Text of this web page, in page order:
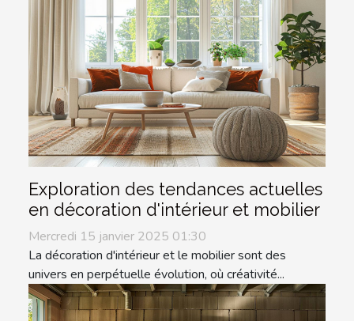
Exploration des tendances actuelles
en décoration d'intérieur et mobilier
Mercredi 15 janvier 2025 01:30
La décoration d'intérieur et le mobilier sont des
univers en perpétuelle évolution, où créativité...